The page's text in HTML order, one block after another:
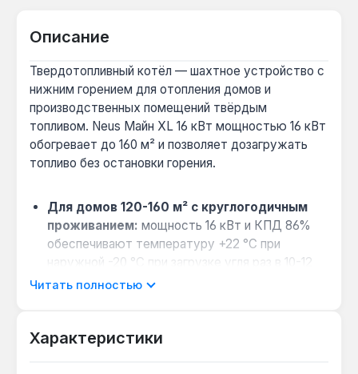
Описание
Твердотопливный котёл — шахтное устройство с
нижним горением для отопления домов и
производственных помещений твёрдым
топливом. Neus Майн XL 16 кВт мощностью 16 кВт
обогревает до 160 м² и позволяет дозагружать
топливо без остановки горения.
Для домов 120-160 м² с круглогодичным
проживанием: мощность 16 кВт и КПД 86%
обеспечивают температуру +22 °C при
наружной -20 °C при загрузке угля раз в 10-12
часов.
энергонезависим — работает без насоса и
Читать полностью
Характеристики